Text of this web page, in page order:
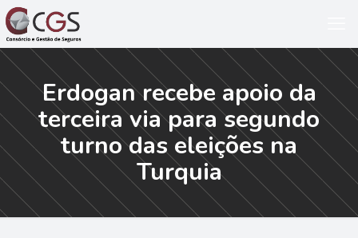
Erdogan recebe apoio da
terceira via para segundo
turno das eleições na
Turquia